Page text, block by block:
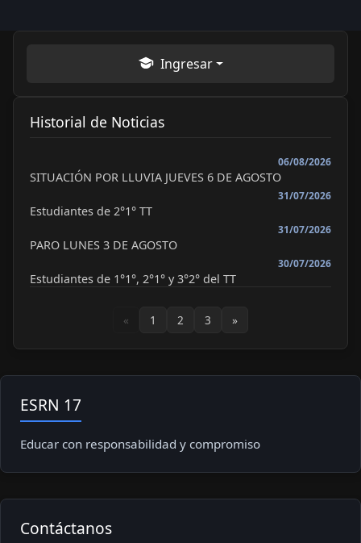
Ingresar
Historial de Noticias
06/08/2026
SITUACIÓN POR LLUVIA JUEVES 6 DE AGOSTO
31/07/2026
Estudiantes de 2°1° TT
31/07/2026
PARO LUNES 3 DE AGOSTO
30/07/2026
Estudiantes de 1°1°, 2°1° y 3°2° del TT
« 1 2 3 »
ESRN 17
Educar con responsabilidad y compromiso
Contáctanos